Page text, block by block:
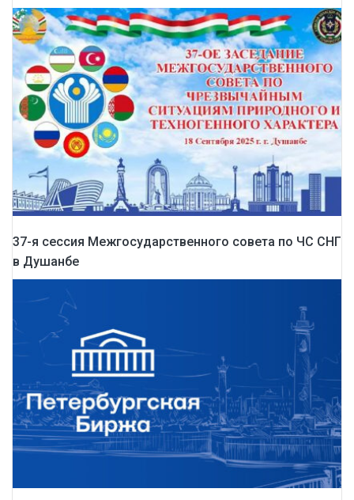
37-я сессия Межгосударственного совета по ЧС СНГ
в Душанбе